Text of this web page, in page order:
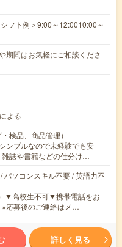
フト例＞9:00～12:0010:00～
間はお気軽にご相談くださ
よる
検品、商品管理）
ンプルなので未経験でも安
誌や書籍などの仕分け…
パソコンスキル不要 / 英語力不
▼高校生不可▼携帯電話をお
※応募後のご連絡はメ…
詳しく見る